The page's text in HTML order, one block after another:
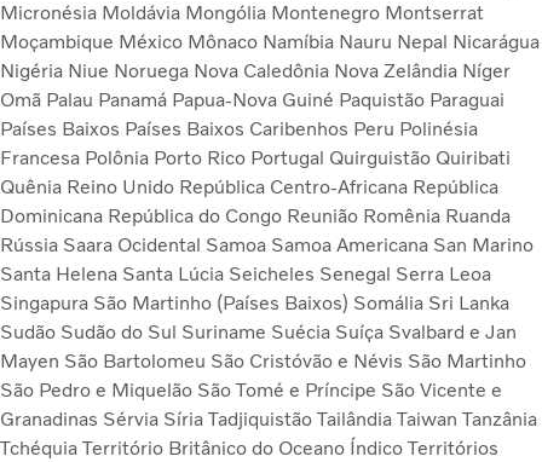
Micronésia Moldávia Mongólia Montenegro Montserrat
Moçambique México Mônaco Namíbia Nauru Nepal Nicarágua
Nigéria Niue Noruega Nova Caledônia Nova Zelândia Níger
Omã Palau Panamá Papua-Nova Guiné Paquistão Paraguai
Países Baixos Países Baixos Caribenhos Peru Polinésia
Francesa Polônia Porto Rico Portugal Quirguistão Quiribati
Quênia Reino Unido República Centro-Africana República
Dominicana República do Congo Reunião Romênia Ruanda
Rússia Saara Ocidental Samoa Samoa Americana San Marino
Santa Helena Santa Lúcia Seicheles Senegal Serra Leoa
Singapura São Martinho (Países Baixos) Somália Sri Lanka
Sudão Sudão do Sul Suriname Suécia Suíça Svalbard e Jan
Mayen São Bartolomeu São Cristóvão e Névis São Martinho
São Pedro e Miquelão São Tomé e Príncipe São Vicente e
Granadinas Sérvia Síria Tadjiquistão Tailândia Taiwan Tanzânia
Tchéquia Território Britânico do Oceano Índico Territórios